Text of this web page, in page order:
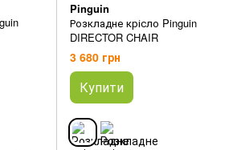
Pinguin
Розкладне крісло Pinguin
DIRECTOR CHAIR
3 680 грн
Купити